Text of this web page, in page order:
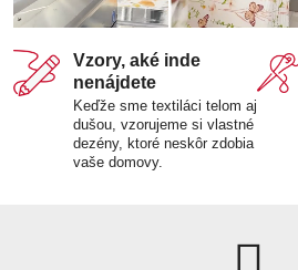
Vzory, aké inde
nenájdete
Keďže sme textiláci telom aj
dušou, vzorujeme si vlastné
dezény, ktoré neskôr zdobia
vaše domovy.